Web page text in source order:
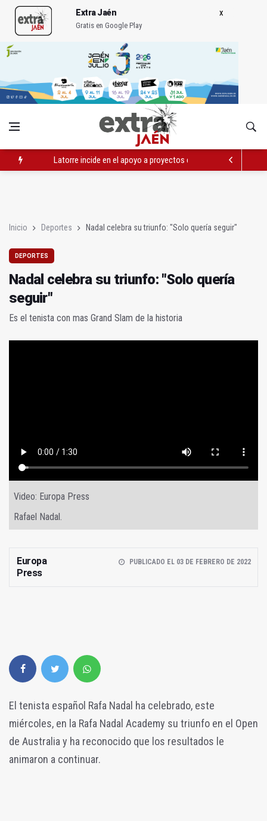
Extra Jaén
Gratis en Google Play
Latorre incide en el apoyo a proyectos de cooperación
Inicio Deportes Nadal celebra su triunfo: "Solo quería seguir"
DEPORTES
Nadal celebra su triunfo: "Solo quería
seguir"
Es el tenista con mas Grand Slam de la historia
Video: Europa Press
Rafael Nadal.
Europa
Press
PUBLICADO EL 03 DE FEBRERO DE 2022
El tenista español Rafa Nadal ha celebrado, este
miércoles, en la Rafa Nadal Academy su triunfo en el Open
de Australia y ha reconocido que los resultados le
animaron a continuar.